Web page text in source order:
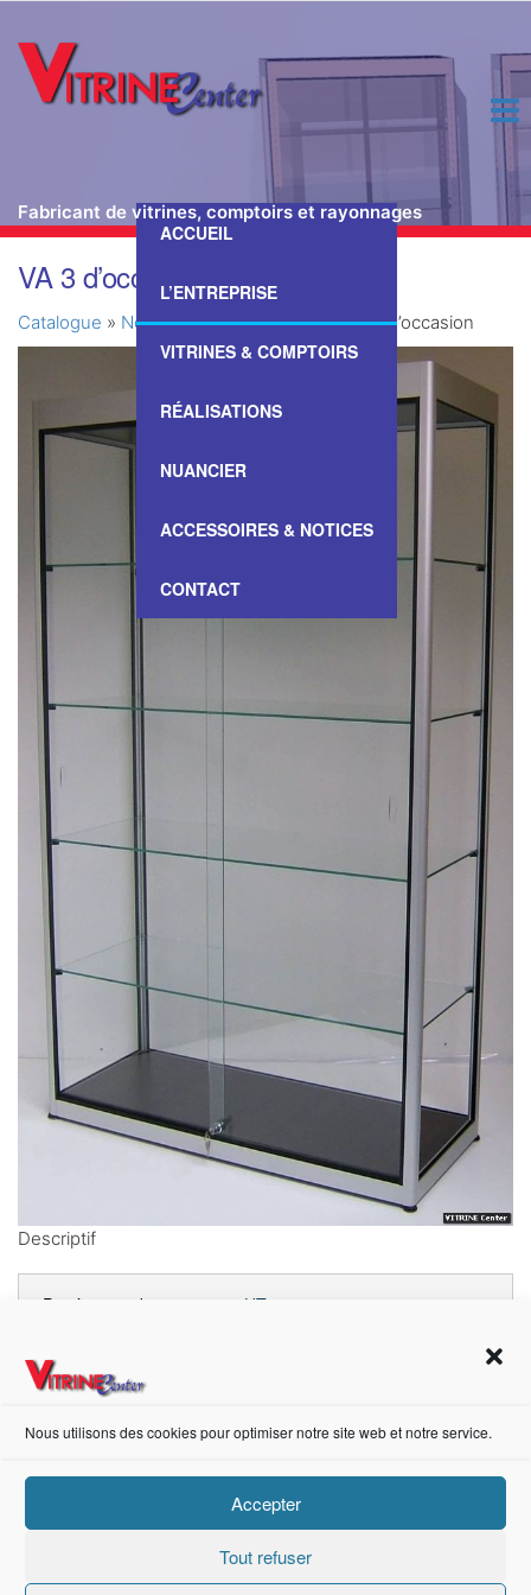
Nous utilisons des cookies pour optimiser notre site web et notre service.
Accepter
Tout refuser
Fabricant de vitrines, comptoirs et rayonnages
ACCUEIL
L’ENTREPRISE
VITRINES & COMPTOIRS
RÉALISATIONS
NUANCIER
ACCESSOIRES & NOTICES
CONTACT
VA 3 d’occasion
Catalogue » Nos Vitrines & Comptoirs»VA 3 d’occasion
Descriptif
Prix à partir de : HT
Dimensions:
https://fr-fr.facebook.com/pages/category/Metal-Supplier/Vitrine-Center-1847745018840053/
Création de sites internet Advanced Informatique © 2021.